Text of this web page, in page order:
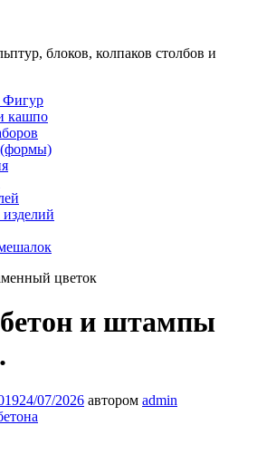
блоков, колпаков столбов и
кашпо
(формы)
и штампы
24/07/2026 автором admin